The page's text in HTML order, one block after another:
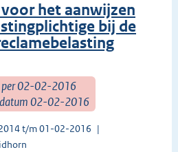
het aanwijzen
bij de
per 02-02-2016
02-02-2016
t/m 01-02-2016